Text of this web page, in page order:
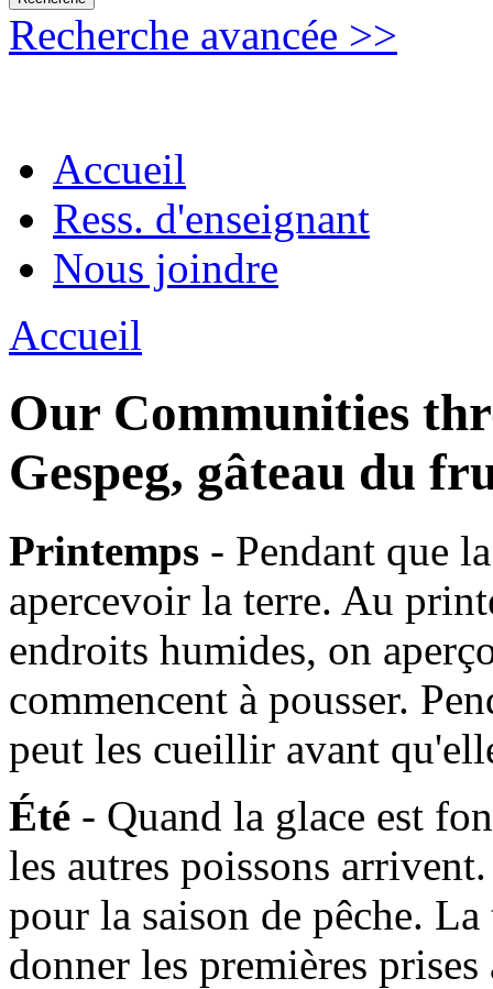
Recherche avancée >>
Accueil
Ress. d'enseignant
Nous joindre
Accueil
Our Communities
Gespeg, gâteau du
Printemps - Pendant que
apercevoir la terre. Au
endroits humides, on
commencent à pousser.
peut les cueillir avant
Été - Quand la glace est
les autres poissons
pour la saison de pêche.
donner les premières